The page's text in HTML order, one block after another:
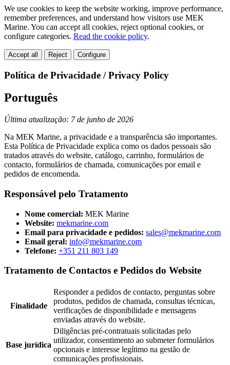
We use cookies to keep the website working, improve performance,
remember preferences, and understand how visitors use MEK
Marine. You can accept all cookies, reject optional cookies, or
configure categories. Read the cookie policy.
Accept all Reject Configure
Política de Privacidade / Privacy Policy
Português
Última atualização: 7 de junho de 2026
Na MEK Marine, a privacidade e a transparência são importantes.
Esta Política de Privacidade explica como os dados pessoais são
tratados através do website, catálogo, carrinho, formulários de
contacto, formulários de chamada, comunicações por email e
pedidos de encomenda.
Responsável pelo Tratamento
Nome comercial: MEK Marine
Website: mekmarine.com
Email para privacidade e pedidos: sales@mekmarine.com
Email geral: info@mekmarine.com
Telefone: +351 211 803 149
Tratamento de Contactos e Pedidos do Website
Finalidade
Responder a pedidos de contacto, perguntas sobre
produtos, pedidos de chamada, consultas técnicas,
verificações de disponibilidade e mensagens
enviadas através do website.
Base jurídica
Diligências pré-contratuais solicitadas pelo
utilizador, consentimento ao submeter formulários
opcionais e interesse legítimo na gestão de
comunicações profissionais.